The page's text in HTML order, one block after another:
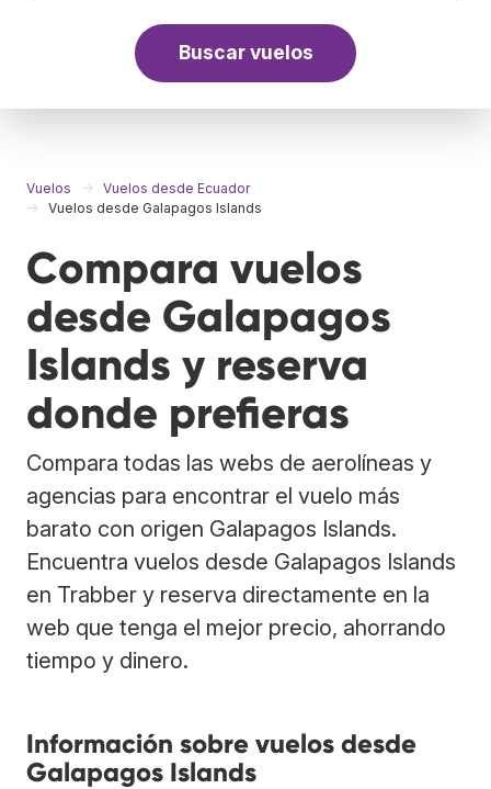
Buscar vuelos
Vuelos
Vuelos desde Ecuador
Vuelos desde Galapagos Islands
Compara vuelos
desde Galapagos
Islands y reserva
donde prefieras
Compara todas las webs de aerolíneas y
agencias para encontrar el vuelo más
barato con origen Galapagos Islands.
Encuentra vuelos desde Galapagos Islands
en Trabber y reserva directamente en la
web que tenga el mejor precio, ahorrando
tiempo y dinero.
Información sobre vuelos desde
Galapagos Islands